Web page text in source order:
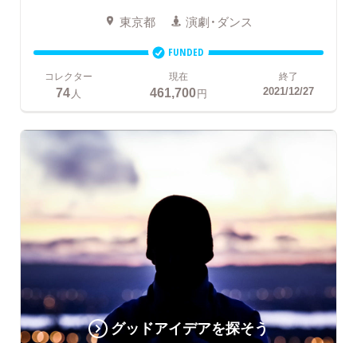
東京都 演劇・ダンス
FUNDED
コレクター
74 人
現在
461,700円
終了
2021/12/27
グッドアイデアを探そう